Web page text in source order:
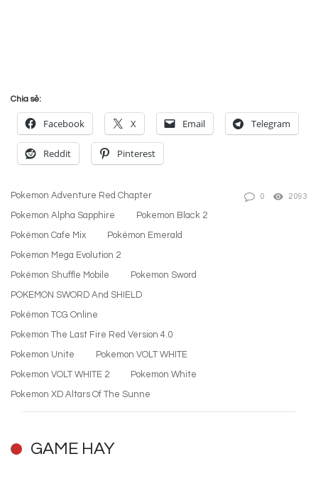
Chia sẻ:
Facebook X Email Telegram
Reddit Pinterest
Pokemon Adventure Red Chapter
Pokemon Alpha Sapphire
Pokemon Black 2
Pokémon Cafe Mix
Pokémon Emerald
Pokemon Mega Evolution 2
Pokémon Shuffle Mobile
Pokemon Sword
POKEMON SWORD And SHIELD
Pokémon TCG Online
Pokemon The Last Fire Red Version 4.0
Pokemon Unite
Pokemon VOLT WHITE
Pokemon VOLT WHITE 2
Pokemon White
Pokemon XD Altars Of The Sunne
0 2093
GAME HAY